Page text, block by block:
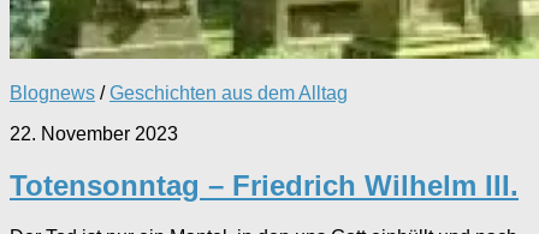
Blognews /Geschichten aus dem Alltag
22. November 2023
Totensonntag – Friedrich Wilhelm III.